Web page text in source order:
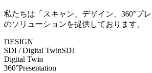
私たちは「スキャン、デザイン、360°プ
のソリューションを提供しております。
DESIGN
SDI / Digital TwinSDI
Digital Twin
360°Presentation